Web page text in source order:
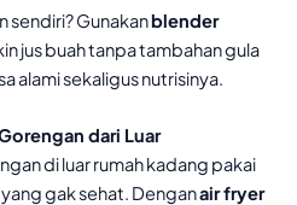
sendiri? Gunakanblender
jus buah tanpa tambahan gula
alami sekaligus nutrisinya.
dari Luar
di luar rumah kadang pakai
gak sehat. Denganair fryer